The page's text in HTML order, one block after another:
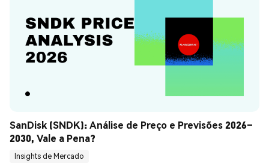
SanDisk (SNDK): Análise de Preço e Previsões 2026–
2030, Vale a Pena?
Insights de Mercado